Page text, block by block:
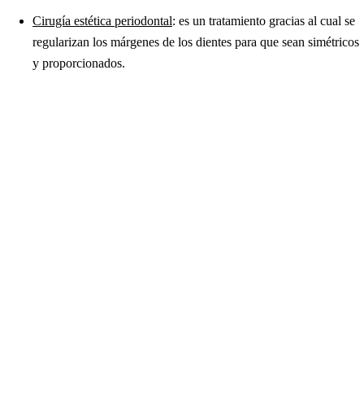
Cirugía estética periodontal: es un tratamiento gracias al cual se
regularizan los márgenes de los dientes para que sean simétricos
y proporcionados.